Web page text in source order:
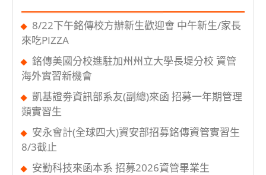
資
料
析
8/22下午銘傳校方辦新生歡迎會 中午新生/家長
來吃PIZZA
銘傳美國分校進駐加州州立大學長堤分校 資管
海外實習新機會
凱基證劵資訊部系友(副總)來函 招募一年期管理
類實習生
安永會計(全球四大)資安部招募銘傳資管實習生
8/3截止
安勤科技來函本系 招募2026資管畢業生